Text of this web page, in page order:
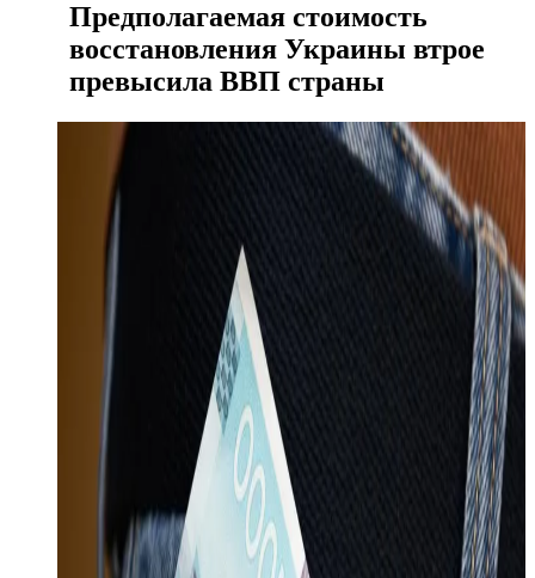
Предполагаемая стоимость
восстановления Украины втрое
превысила ВВП страны